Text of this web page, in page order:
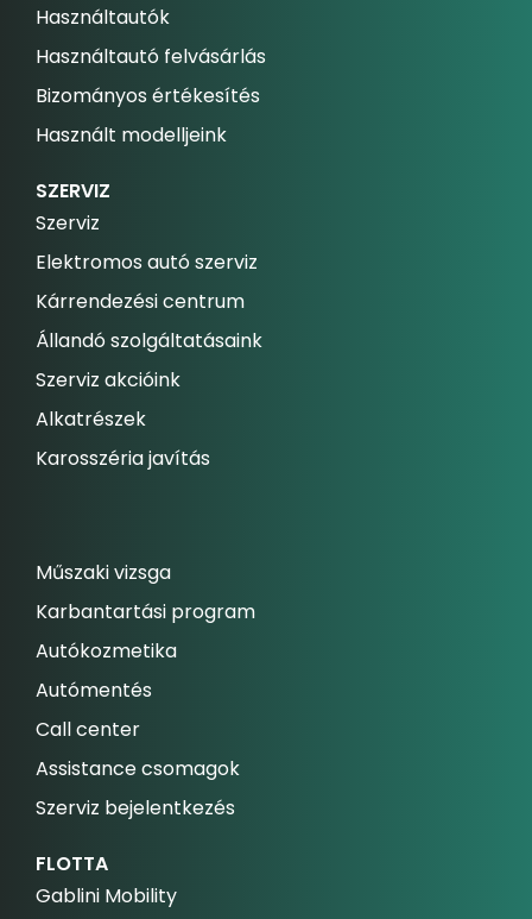
Használtautók
Használtautó felvásárlás
Bizományos értékesítés
Használt modelljeink
SZERVIZ
Szerviz
Elektromos autó szerviz
Kárrendezési centrum
Állandó szolgáltatásaink
Szerviz akcióink
Alkatrészek
Karosszéria javítás
Műszaki vizsga
Karbantartási program
Autókozmetika
Autómentés
Call center
Assistance csomagok
Szerviz bejelentkezés
FLOTTA
Gablini Mobility